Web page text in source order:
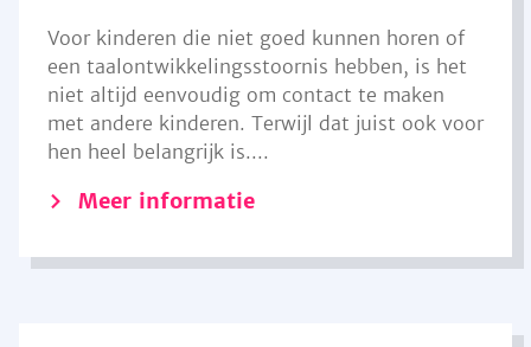
Voor kinderen die niet goed kunnen horen of
een taalontwikkelingsstoornis hebben, is het
niet altijd eenvoudig om contact te maken
met andere kinderen. Terwijl dat juist ook voor
hen heel belangrijk is....
Meer informatie